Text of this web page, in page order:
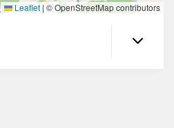
Leaflet|© OpenStreetMap contributors